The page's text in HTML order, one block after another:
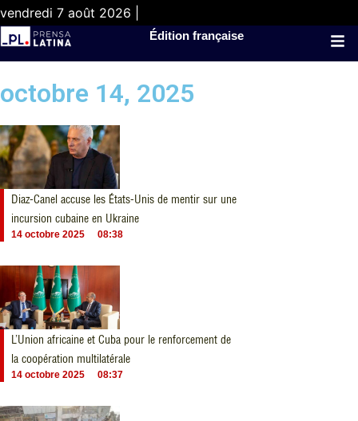
vendredi 7 août 2026 |
Édition française
octobre 14, 2025
Diaz-Canel accuse les États-Unis de mentir sur une
incursion cubaine en Ukraine
14 octobre 2025 08:38
L’Union africaine et Cuba pour le renforcement de
la coopération multilatérale
14 octobre 2025 08:37